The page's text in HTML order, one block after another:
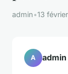
admin•13
A admin